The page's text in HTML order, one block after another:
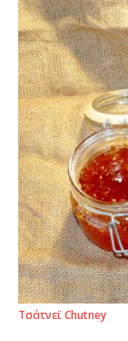
Τσάτνεϊ Chutney